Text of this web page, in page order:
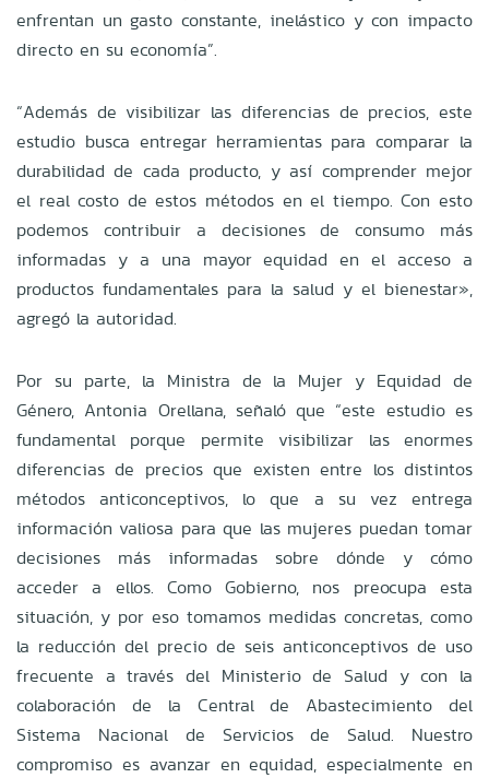
enfrentan un gasto constante, inelástico y con impacto
directo en su economía”.
“Además de visibilizar las diferencias de precios, este
estudio busca entregar herramientas para comparar la
durabilidad de cada producto, y así comprender mejor
el real costo de estos métodos en el tiempo. Con esto
podemos contribuir a decisiones de consumo más
informadas y a una mayor equidad en el acceso a
productos fundamentales para la salud y el bienestar»,
agregó la autoridad.
Por su parte, la Ministra de la Mujer y Equidad de
Género, Antonia Orellana, señaló que “este estudio es
fundamental porque permite visibilizar las enormes
diferencias de precios que existen entre los distintos
métodos anticonceptivos, lo que a su vez entrega
información valiosa para que las mujeres puedan tomar
decisiones más informadas sobre dónde y cómo
acceder a ellos. Como Gobierno, nos preocupa esta
situación, y por eso tomamos medidas concretas, como
la reducción del precio de seis anticonceptivos de uso
frecuente a través del Ministerio de Salud y con la
colaboración de la Central de Abastecimiento del
Sistema Nacional de Servicios de Salud. Nuestro
compromiso es avanzar en equidad, especialmente en